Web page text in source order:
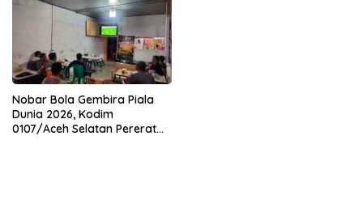
0104/Atim
Nobar Bola Gembira Piala
Dunia 2026, Kodim
0107/Aceh Selatan Pererat